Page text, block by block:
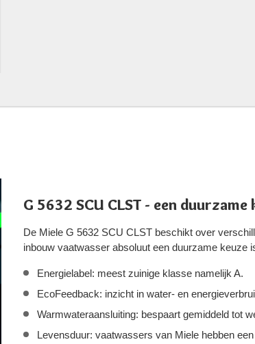
G 5632 SCU CLST - een duurzame
De Miele G 5632 SCU CLST beschikt over
inbouw vaatwasser absoluut een duurzame keuze
Energielabel: meest zuinige klasse namelijk A.
EcoFeedback: inzicht in water- en
Warmwateraansluiting: bespaart gemiddeld tot
Levensduur: vaatwassers van Miele hebben